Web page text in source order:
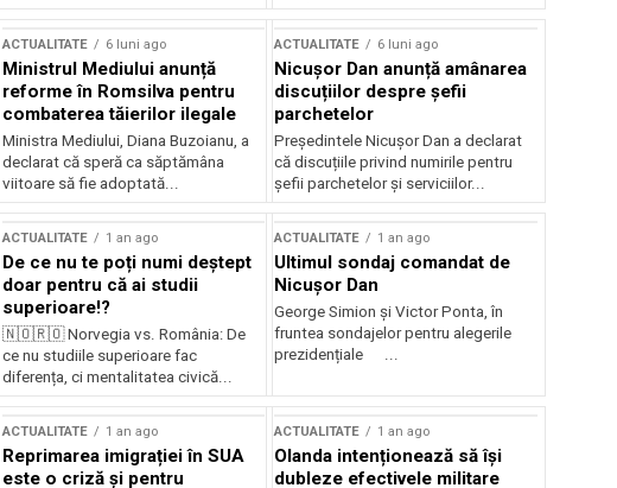
ACTUALITATE 6 luni ago
Ministrul Mediului anunță
reforme în Romsilva pentru
combaterea tăierilor ilegale
Ministra Mediului, Diana Buzoianu, a
declarat că speră ca săptămâna
viitoare să fie adoptată...
ACTUALITATE 6 luni ago
Nicușor Dan anunță amânarea
discuțiilor despre șefii
parchetelor
Președintele Nicușor Dan a declarat
că discuțiile privind numirile pentru
șefii parchetelor și serviciilor...
ACTUALITATE 1 an ago
De ce nu te poți numi deștept
doar pentru că ai studii
superioare!?
🇳🇴🇷🇴 Norvegia vs. România: De
ce nu studiile superioare fac
diferența, ci mentalitatea civică...
ACTUALITATE 1 an ago
Ultimul sondaj comandat de
Nicușor Dan
George Simion și Victor Ponta, în
fruntea sondajelor pentru alegerile
prezidențiale ...
ACTUALITATE 1 an ago
Reprimarea imigrației în SUA
este o criză și pentru
ACTUALITATE 1 an ago
Olanda intenționează să își
dubleze efectivele militare